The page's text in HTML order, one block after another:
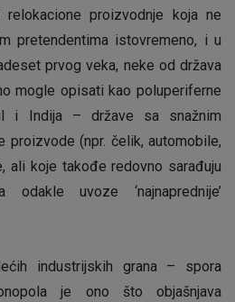
proizvodnje koja ne
pretendentima istovremeno, i u
prvog veka, neke od država
mogle opisati kao poluperiferne
i Indija – države sa snažnim
proizvode (npr. čelik, automobile,
ali koje takođe redovno sarađuju
uvoze ‘najnaprednije’
industrijskih grana – spora
je ono što objašnjava